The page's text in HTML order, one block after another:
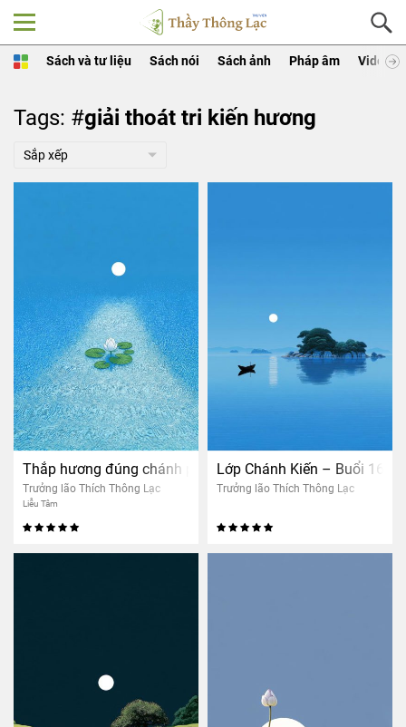
Sách và tư liệu Sách nói Sách ảnh Pháp âm Video
Tags: #giải thoát tri kiến hương
Thắp hương đúng chánh pháp
Trưởng lão Thích Thông Lạc
Liễu Tâm
Lớp Chánh Kiến – Buổi 16:
Trưởng lão Thích Thông Lạc